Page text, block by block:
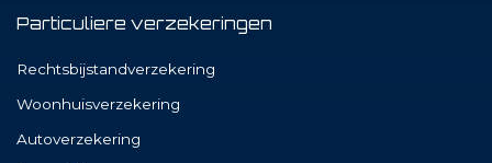
Particuliere verzekeringen
Rechtsbijstandverzekering
Woonhuisverzekering
Autoverzekering